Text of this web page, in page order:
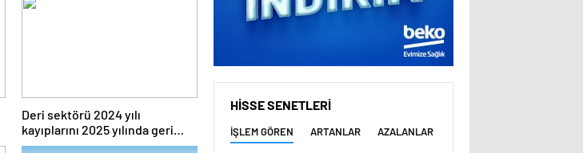
Deri sektörü 2024 yılı
kayıplarını 2025 yılında geri
kazanmayı hedefliyor
HİSSE SENETLERİ
İŞLEM GÖREN ARTANLAR AZALANLAR